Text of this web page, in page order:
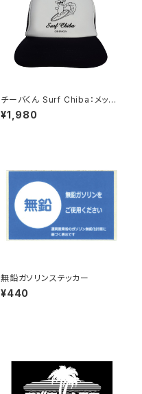
チーバくん Surf Chiba：メッシ
ュキャップ（Bホワイト）
¥1,980
無鉛ガソリンステッカー
¥440